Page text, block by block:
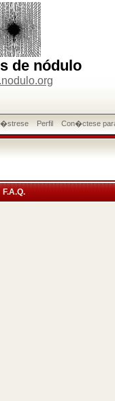
de nódulo
Perfil Con�ctese
F.A.Q.